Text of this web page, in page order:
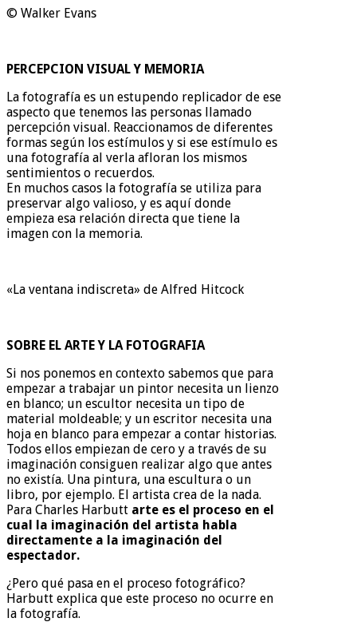
© Walker Evans
PERCEPCION VISUAL Y MEMORIA
La fotografía es un estupendo replicador de ese
aspecto que tenemos las personas llamado
percepción visual. Reaccionamos de diferentes
formas según los estímulos y si ese estímulo es
una fotografía al verla afloran los mismos
sentimientos o recuerdos.
En muchos casos la fotografía se utiliza para
preservar algo valioso, y es aquí donde
empieza esa relación directa que tiene la
imagen con la memoria.
«La ventana indiscreta» de Alfred Hitcock
SOBRE EL ARTE Y LA FOTOGRAFIA
Si nos ponemos en contexto sabemos que para
empezar a trabajar un pintor necesita un lienzo
en blanco; un escultor necesita un tipo de
material moldeable; y un escritor necesita una
hoja en blanco para empezar a contar historias.
Todos ellos empiezan de cero y a través de su
imaginación consiguen realizar algo que antes
no existía. Una pintura, una escultura o un
libro, por ejemplo. El artista crea de la nada.
Para Charles Harbutt arte es el proceso en el
cual la imaginación del artista habla
directamente a la imaginación del
espectador.
¿Pero qué pasa en el proceso fotográfico?
Harbutt explica que este proceso no ocurre en
la fotografía.